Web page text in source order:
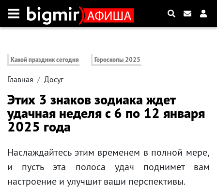
Какой праздник сегодня Гороскопы 2025
Главная Досуг
Этих 3 знаков зодиака ждет
удачная неделя с 6 по 12 января
2025 года
Наслаждайтесь этим временем в полной мере,
и пусть эта полоса удач поднимет вам
настроение и улучшит ваши перспективы.